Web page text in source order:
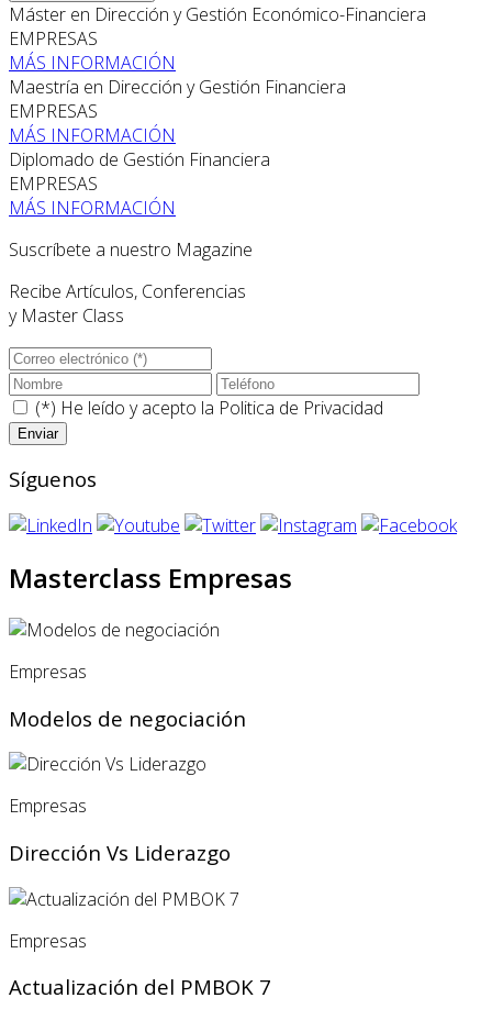
Máster en Dirección y Gestión Económico-Financiera
EMPRESAS
MÁS INFORMACIÓN
Maestría en Dirección y Gestión Financiera
EMPRESAS
MÁS INFORMACIÓN
Diplomado de Gestión Financiera
EMPRESAS
MÁS INFORMACIÓN
Suscríbete a nuestro Magazine
Recibe Artículos, Conferencias
y Master Class
(*) He leído y acepto la Politica de Privacidad
Síguenos
Masterclass Empresas
Empresas
Modelos de negociación
Empresas
Dirección Vs Liderazgo
Empresas
Actualización del PMBOK 7